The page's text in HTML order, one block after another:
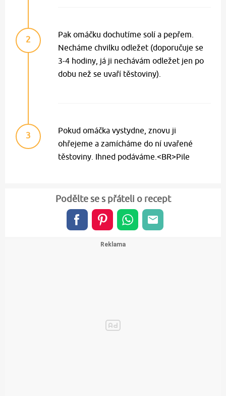
2
Pak omáčku dochutíme solí a pepřem.
Necháme chvilku odležet (doporučuje se
3-4 hodiny, já ji nechávám odležet jen po
dobu než se uvaří těstoviny).
3
Pokud omáčka vystydne, znovu ji
ohřejeme a zamícháme do ní uvařené
těstoviny. Ihned podáváme.<BR>Pile
Podělte se s přáteli o recept